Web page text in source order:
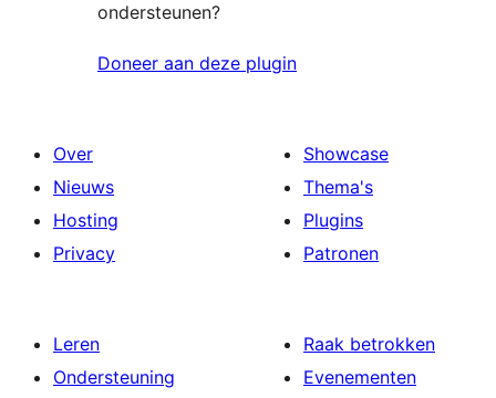
ondersteunen?
Doneer aan deze plugin
Over
Nieuws
Hosting
Privacy
Showcase
Thema's
Plugins
Patronen
Leren
Ondersteuning
Raak betrokken
Evenementen